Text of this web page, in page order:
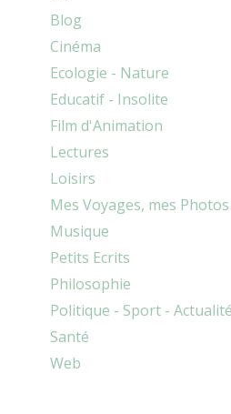
Blog
Cinéma
Ecologie - Nature
Educatif - Insolite
Film d'Animation
Lectures
Loisirs
Mes Voyages, mes Photos
Musique
Petits Ecrits
Philosophie
Politique - Sport - Actualité
Santé
Web